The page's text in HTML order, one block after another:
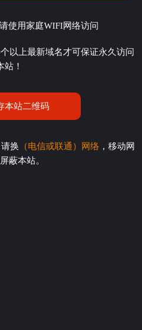
使用家庭WIFI网络访问
以上最新域名才可保证永久访问
站！
本站二维码
换 （电信或联通）网络 ，移动网
蔽本站。